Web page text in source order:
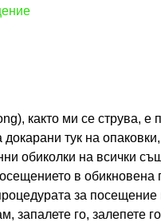
както ми се струва, е
докарани тук на
обиколки на всички
в
за
запалете го, залепете